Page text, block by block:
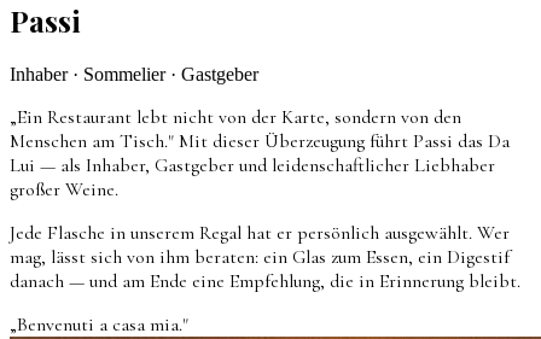
Passi
Inhaber · Sommelier · Gastgeber
„Ein Restaurant lebt nicht von der Karte, sondern von den
Menschen am Tisch." Mit dieser Überzeugung führt Passi das Da
Lui — als Inhaber, Gastgeber und leidenschaftlicher Liebhaber
großer Weine.
Jede Flasche in unserem Regal hat er persönlich ausgewählt. Wer
mag, lässt sich von ihm beraten: ein Glas zum Essen, ein Digestif
danach — und am Ende eine Empfehlung, die in Erinnerung bleibt.
„Benvenuti a casa mia."